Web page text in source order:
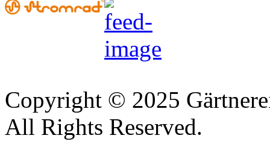
Copyright © 2025
All Rights Reserved.